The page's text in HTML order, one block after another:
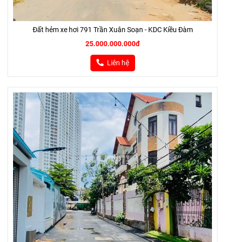
Đất hẻm xe hơi 791 Trần Xuân Soạn - KDC Kiều Đàm
25.000.000.000đ
Liên hệ